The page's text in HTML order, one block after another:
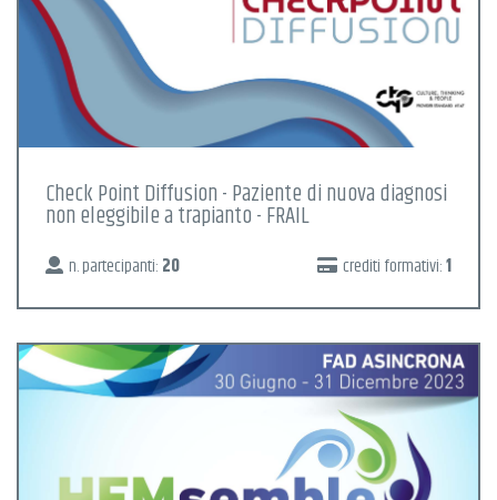
Check Point Diffusion - Paziente di nuova diagnosi
non eleggibile a trapianto - FRAIL
n. partecipanti: 20 crediti formativi:1